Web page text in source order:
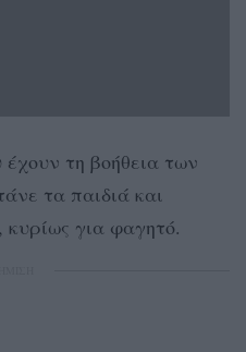
έχουν τη βοήθεια των
τα παιδιά και
κυρίως για φαγητό.